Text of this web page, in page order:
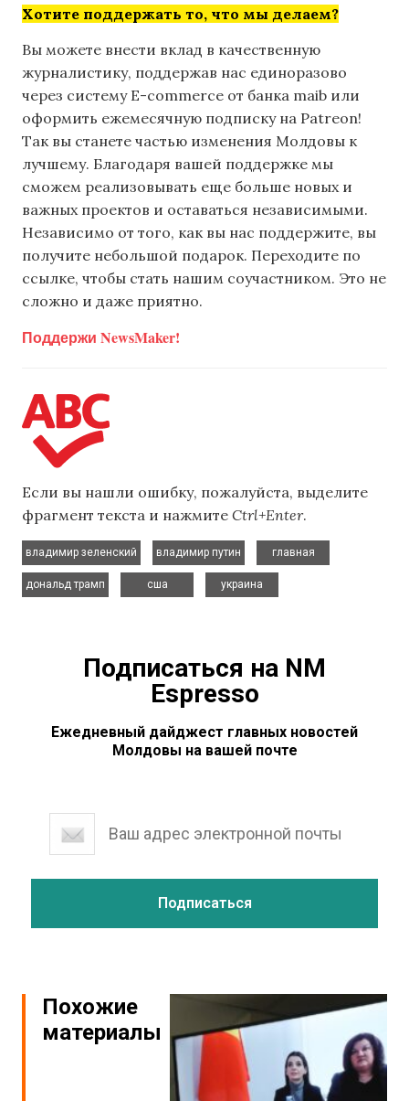
Хотите поддержать то, что мы делаем?
Вы можете внести вклад в качественную
журналистику, поддержав нас единоразово
через систему E-commerce от банка maib или
оформить ежемесячную подписку на Patreon!
Так вы станете частью изменения Молдовы к
лучшему. Благодаря вашей поддержке мы
сможем реализовывать еще больше новых и
важных проектов и оставаться независимыми.
Независимо от того, как вы нас поддержите, вы
получите небольшой подарок. Переходите по
ссылке, чтобы стать нашим соучастником. Это не
сложно и даже приятно.
Поддержи NewsMaker!
Если вы нашли ошибку, пожалуйста, выделите
фрагмент текста и нажмите Ctrl+Enter.
владимир зеленский
владимир путин
главная
дональд трамп
сша
украина
Подписаться на NM
Espresso
Ежедневный дайджест главных новостей
Молдовы на вашей почте
Похожие
материалы